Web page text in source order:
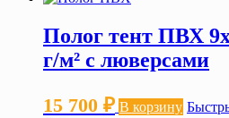
Полог тент ПВХ
г/м² с люверсами
15 700 ₽ В корзину